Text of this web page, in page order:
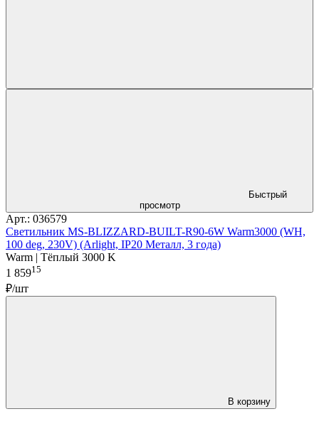
Быстрый
просмотр
Арт.: 036579
Светильник MS-BLIZZARD-BUILT-R90-6W Warm3000 (WH,
100 deg, 230V) (Arlight, IP20 Металл, 3 года)
Warm | Тёплый 3000 K
1 85915
₽/шт
В корзину